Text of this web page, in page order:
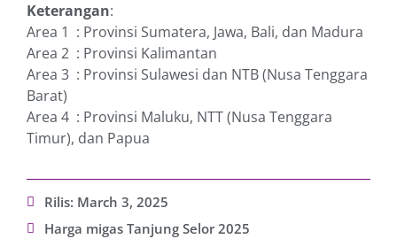
Keterangan:
Area 1 : Provinsi Sumatera, Jawa, Bali, dan Madura
Area 2 : Provinsi Kalimantan
Area 3 : Provinsi Sulawesi dan NTB (Nusa Tenggara
Barat)
Area 4 : Provinsi Maluku, NTT (Nusa Tenggara
Timur), dan Papua
Rilis: March 3, 2025
Harga migas Tanjung Selor 2025